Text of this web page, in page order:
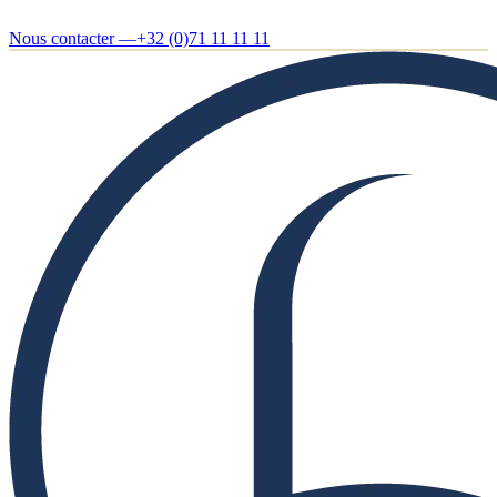
Nous contacter —+32 (0)71 11 11 11